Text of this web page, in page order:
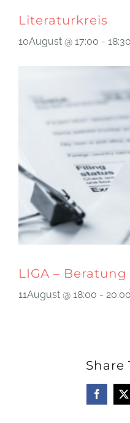
Literaturkreis
10August @ 17:00 - 18:30
LIGA – Beratung
11August @ 18:00 - 20:00
Share
Facebook
X